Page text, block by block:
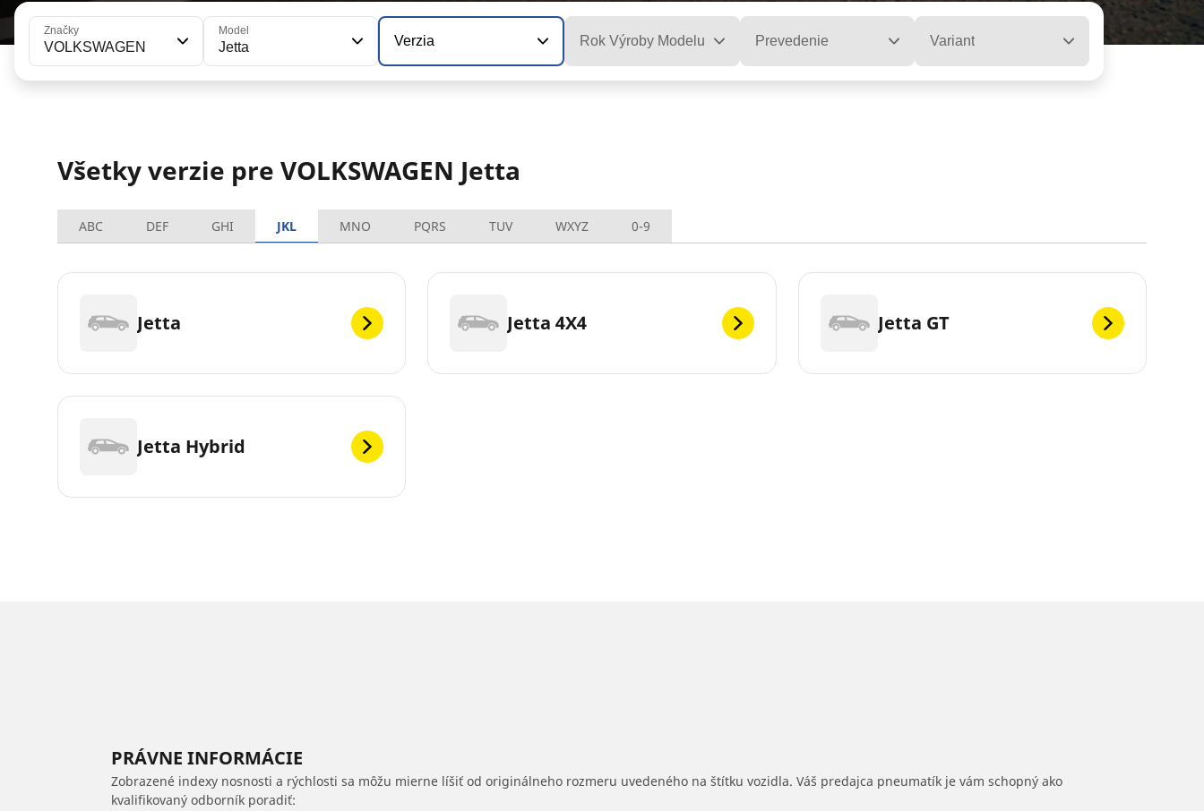
Značky
VOLKSWAGEN
Model
Jetta Verzia Rok Výroby Modelu Prevedenie Variant
Všetky verzie pre VOLKSWAGEN Jetta
ABC DEF GHI JKL MNO PQRS TUV WXYZ 0-9
Jetta Jetta 4X4 Jetta GT
Jetta Hybrid
PRÁVNE INFORMÁCIE
Zobrazené indexy nosnosti a rýchlosti sa môžu mierne líšiť od originálneho rozmeru uvedeného na štítku vozidla. Váš predajca pneumatík je vám schopný ako
kvalifikovaný odborník poradiť: